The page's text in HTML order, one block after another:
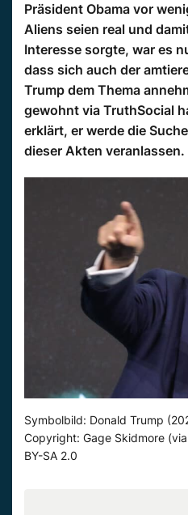
Präsident Obama vor
Aliens seien real und
Interesse sorgte, war es
dass sich auch der
Trump dem Thema
gewohnt via TruthSocial
erklärt, er werde die
dieser Akten veranlassen.
Symbolbild: Donald Trump
Copyright: Gage Skidmore
BY-SA 2.0